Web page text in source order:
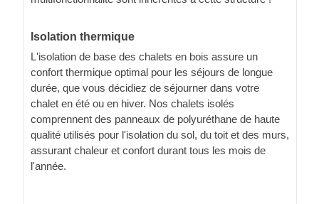
Isolation thermique
L'isolation de base des chalets en bois assure un
confort thermique optimal pour les séjours de longue
durée, que vous décidiez de séjourner dans votre
chalet en été ou en hiver. Nos chalets isolés
comprennent des panneaux de polyuréthane de haute
qualité utilisés pour l'isolation du sol, du toit et des murs,
assurant chaleur et confort durant tous les mois de
l'année.